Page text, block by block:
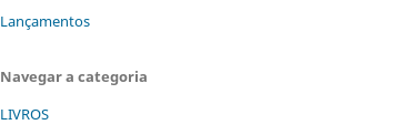
Lançamentos
Navegar a categoria
LIVROS